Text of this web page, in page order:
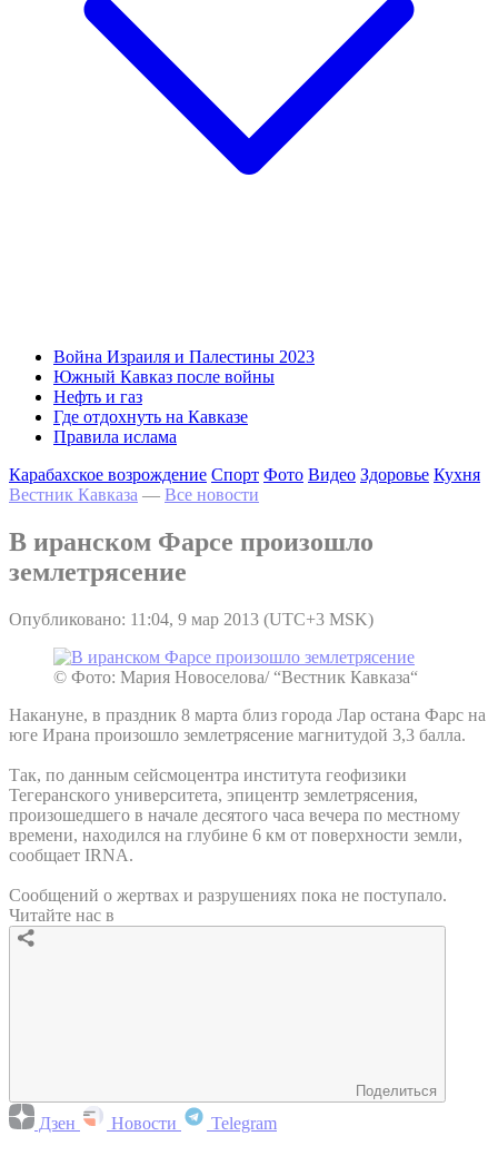
Война Израиля и Палестины 2023
Южный Кавказ после войны
Нефть и газ
Где отдохнуть на Кавказе
Правила ислама
Карабахское возрождение Спорт Фото Видео Здоровье Кухня
Вестник Кавказа — Все новости
В иранском Фарсе произошло
землетрясение
Опубликовано: 11:04, 9 мар 2013 (UTC+3 MSK)
© Фото: Мария Новоселова/ “Вестник Кавказа“
Накануне, в праздник 8 марта близ города Лар остана Фарс на
юге Ирана произошло землетрясение магнитудой 3,3 балла.
Так, по данным сейсмоцентра института геофизики
Тегеранского университета, эпицентр землетрясения,
произошедшего в начале десятого часа вечера по местному
времени, находился на глубине 6 км от поверхности земли,
сообщает IRNA.
Сообщений о жертвах и разрушениях пока не поступало.
Читайте нас в
Поделиться
Дзен Новости Telegram